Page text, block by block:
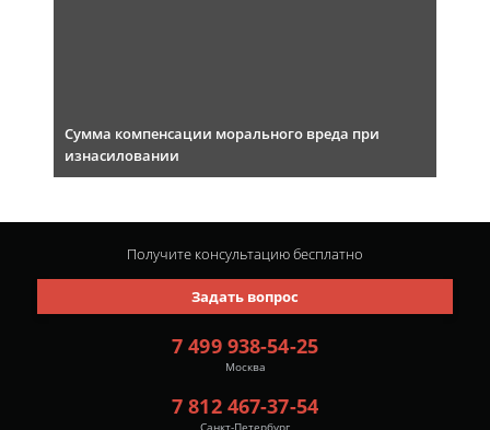
Сумма компенсации морального вреда при
изнасиловании
7 499 938-54-25
Москва
7 812 467-37-54
Задать вопрос
Получите консультациюбесплатно